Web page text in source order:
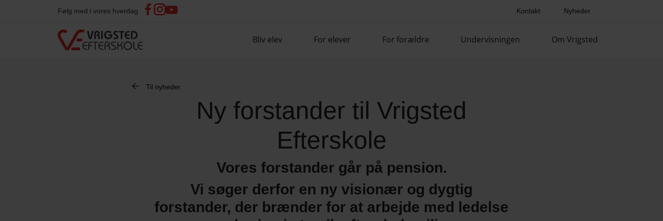
Følg med i vores hverdag Kontakt Nyheder
Bliv elev For elever For forældre Undervisningen Om Vrigsted
Til nyheder
Ny forstander til Vrigsted
Efterskole
Vores forstander går på pension.
Vi søger derfor en ny visionær og dygtig
forstander, der brænder for at arbejde med ledelse